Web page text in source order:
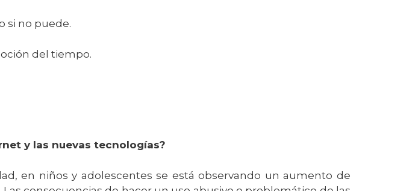
si no puede.
del tiempo.
y las nuevas tecnologías?
en niños y adolescentes se está observando un aumento de